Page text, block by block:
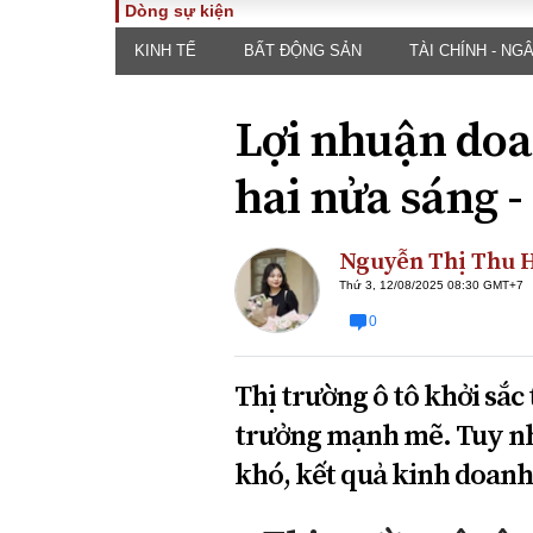
TOÀN CẢNH
Chính sách
Đối thoại
PHÁP
luật
Góc
Hồ sơ
Tiếng
An ninh
ĐA CHIỀU
Dòng sự kiện
KINH TẾ BẤT ĐỘNG SẢN TÀI CHÍNH -
Lợi nhuận
hai nửa sáng
Nguyễn Thị Thu
Thứ 3, 12/08/2025 08:30 GMT+7
0
Thị trường ô tô khởi
trưởng mạnh mẽ. Tuy
khó, kết quả kinh